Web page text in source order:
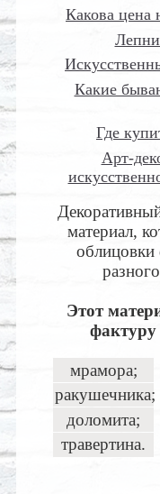
Какова цена
Какие
Где
Арт-
материал,
облицовки
Этот
мрамора;
ракушечника;
доломита;
травертина.